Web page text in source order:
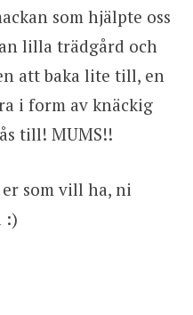
som hjälpte oss
lilla trädgård och
att baka lite till, en
i form av knäckig
till! MUMS!!
som vill ha, ni
:)